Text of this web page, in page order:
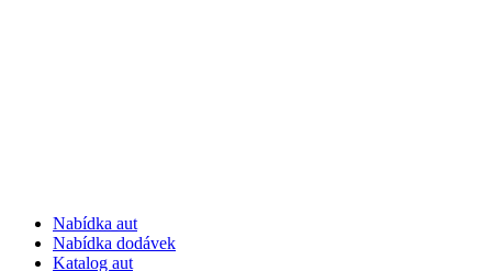
Nabídka aut
Nabídka dodávek
Katalog aut